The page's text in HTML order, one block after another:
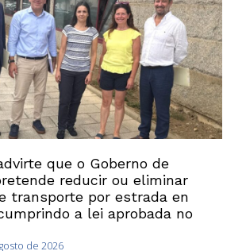
que o Goberno de
reducir ou eliminar
transporte por estrada en
a lei aprobada no
de 2026